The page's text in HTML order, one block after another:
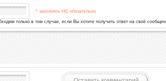
* заполнять НЕ обязательно
только в том случае, если Вы хотите получить ответ на своё